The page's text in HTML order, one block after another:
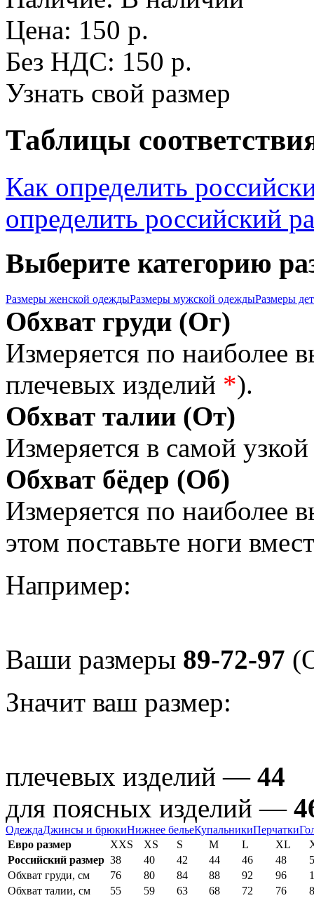
Цена: 150 р.
Без НДС: 150 р.
Узнать свой размер
Таблицы
Как определить
определить российский
Выберите категорию
Размеры женской одеждыРазмеры мужской одеждыРазмеры
Обхват груди (Ог)
Измеряется по наиболее
плечевых изделий *).
Обхват талии (От)
Измеряется в самой
Обхват бёдер (Об)
Измеряется по наиболее
этом поставьте ноги
Например:
Ваши размеры 89-72-97
Значит ваш размер:
плечевых изделий — 44
для поясных изделий —
ОдеждаДжинсы и брюкиНижнее бельеКупальникиПерчатки
Евро размер
XXS XS S M L XL
Российский размер 38 40 42 44 46 48
Обхват груди, см
76 80 84 88 92 96
Обхват талии, см
55 59 63 68 72 76